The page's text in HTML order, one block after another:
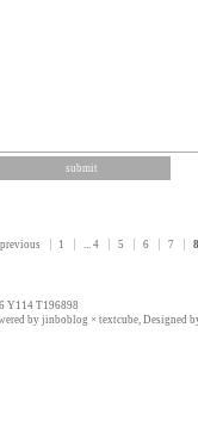
1 ... 4 5 6 7 8
Y114 T196898
by jinboblog × textcube, Designed